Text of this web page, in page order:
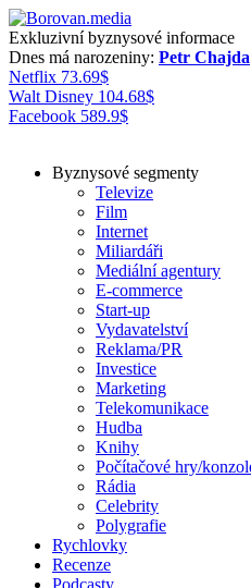
Exkluzivní byznysové informace
Dnes má narozeniny: Petr Chajda
Netflix 73.69$
Walt Disney 104.68$
Facebook 589.9$
Byznysové segmenty
Televize
Film
Internet
Miliardáři
Mediální agentury
E-commerce
Start-up
Vydavatelství
Reklama/PR
Investice
Marketing
Telekomunikace
Hudba
Knihy
Počítačové hry/
Rádia
Celebrity
Polygrafie
Rychlovky
Recenze
Podcasty